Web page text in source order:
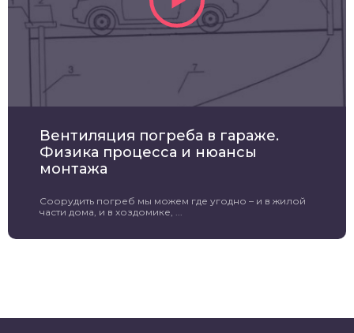
Вентиляция погреба в гараже.
Физика процесса и нюансы
монтажа
Соорудить погреб мы можем где угодно – и в жилой
части дома, и в хоздомике, ...